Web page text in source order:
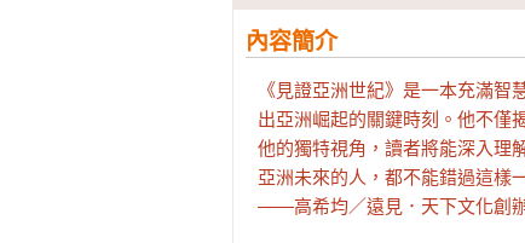
內容簡介
《見證亞洲世紀》是一本充滿
出亞洲崛起的關鍵時刻。他不僅
他的獨特視角，讀者將能深入理
亞洲未來的人，都不能錯過這樣
――高希均／遠見．天下文化創